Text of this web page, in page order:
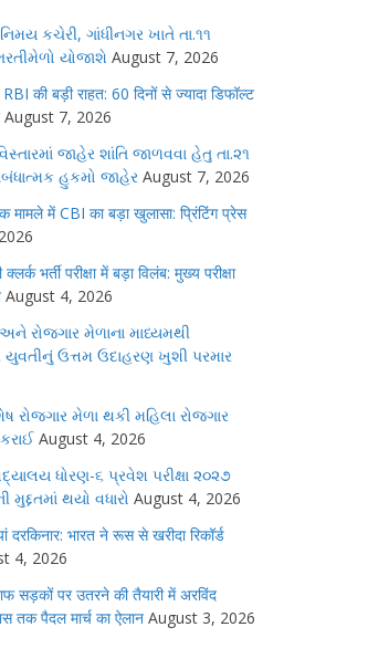
કચેરી, ગાંધીનગર ખાતે તા.૧૧
યોજાશે August 7, 2026
की बड़ी राहत: 60 दिनों से ज्यादा डिफॉल्ट
August 7, 2026
જાહેર શાંતિ જાળવવા હેતુ તા.૨૧
હુકમો જાહેર August 7, 2026
मामले में CBI का बड़ा खुलासा: प्रिंटिंग प्रेस
भर्ती परीक्षा में बड़ा विलंब: मुख्य परीक्षा
August 4, 2026
રોજગાર મેળાના માધ્યમથી
ઉત્તમ ઉદાહરણ ખુશી પરમાર
રોજગાર મેળા થકી મહિલા રોજગાર
August 4, 2026
ધોરણ-૬ પ્રવેશ પરીક્ષા ૨૦૨૭
થયો વધારો August 4, 2026
दरकिनार: भारत ने रूस से खरीदा रिकॉर्ड
4, 2026
सड़कों पर उतरने की तैयारी में अरविंद
तक पैदल मार्च का ऐलान August 3, 2026